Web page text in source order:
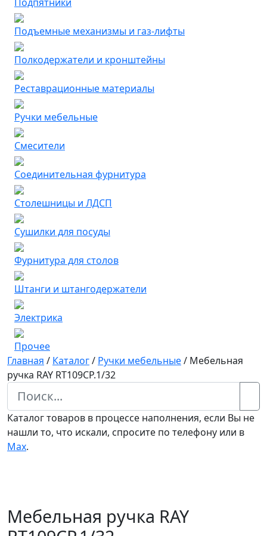
Подъемные механизмы и газ-лифты
Полкодержатели и кронштейны
Реставрационные материалы
Ручки мебельные
Смесители
Соединительная фурнитура
Столешницы и ЛДСП
Сушилки для посуды
Фурнитура для столов
Штанги и штангодержатели
Электрика
Прочее
Главная / Каталог/ Ручки мебельные/ Мебельная
ручка RAY RT109CP.1/32
Каталог товаров в процессе наполнения, если Вы не
нашли то, что искали, спросите по телефону или в
Мах.
Мебельная ручка RAY